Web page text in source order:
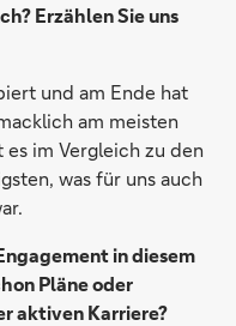
Erzählen Sie uns
und am Ende hat
am meisten
im Vergleich zu den
was für uns auch
in diesem
Pläne oder
aktiven Karriere?